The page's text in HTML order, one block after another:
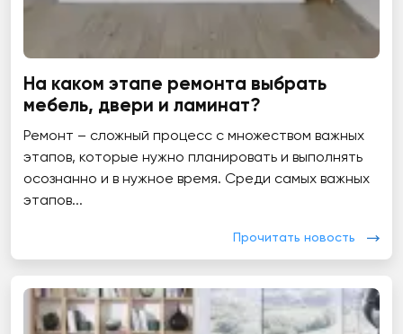
На каком этапе ремонта выбрать
мебель, двери и ламинат?
Ремонт – сложный процесс с множеством важных
этапов, которые нужно планировать и выполнять
осознанно и в нужное время. Среди самых важных
этапов...
Прочитать новость